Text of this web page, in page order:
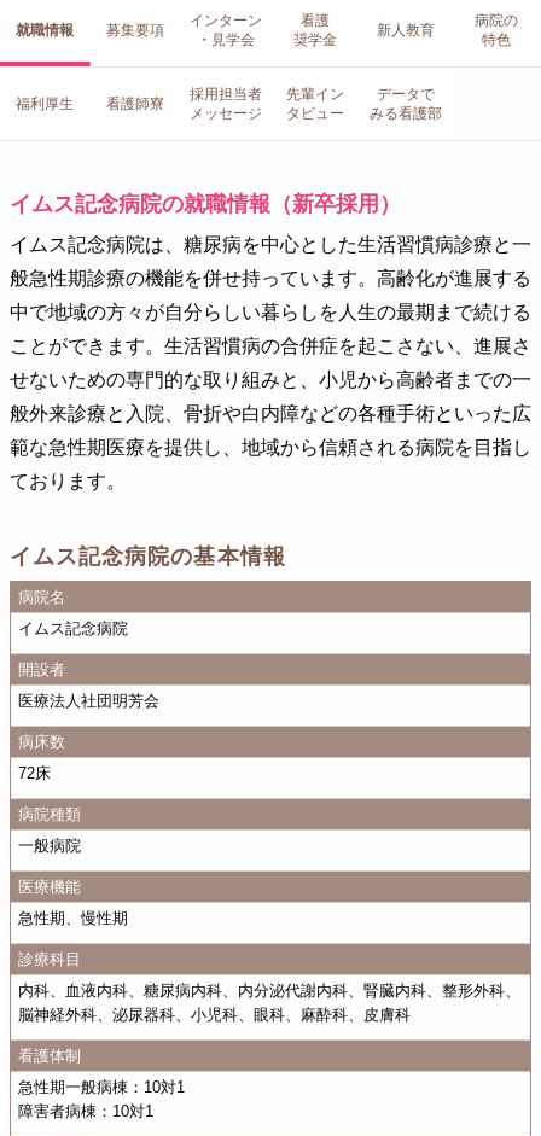
就職情報 募集要項
インターン
・見学会
看護
奨学金
新人教育
病院の
特色
福利厚生 看護師寮
採用担当者
メッセージ
先輩イン
タビュー
データで
みる看護部
イムス記念病院の就職情報（新卒採用）
イムス記念病院は、糖尿病を中心とした生活習慣病診療と一
般急性期診療の機能を併せ持っています。高齢化が進展する
中で地域の方々が自分らしい暮らしを人生の最期まで続ける
ことができます。生活習慣病の合併症を起こさない、進展さ
せないための専門的な取り組みと、小児から高齢者までの一
般外来診療と入院、骨折や白内障などの各種手術といった広
範な急性期医療を提供し、地域から信頼される病院を目指し
ております。
イムス記念病院の基本情報
病院名
イムス記念病院
開設者
医療法人社団明芳会
病床数
72床
病院種類
一般病院
医療機能
急性期、慢性期
診療科目
内科、血液内科、糖尿病内科、内分泌代謝内科、腎臓内科、整形外科、
脳神経外科、泌尿器科、小児科、眼科、麻酔科、皮膚科
看護体制
急性期一般病棟：10対1
障害者病棟：10対1